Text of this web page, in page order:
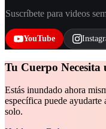
Suscríbete para videos
YouTube
Tu Cuerpo
Estás inundado ahora
específica puede
solo.